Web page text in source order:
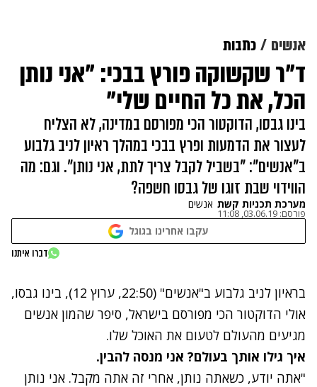
אנשים כתבות
ד"ר שקשוקה פורץ בבכי: "אני נותן
הכל, את כל החיים שלי"
בינו גבסו, הדוקטור הכי מפורסם במדינה, לא הצליח
לעצור את הדמעות ופרץ בבכי במהלך ראיון לניב גלבוע
ב"אנשים": "בשביל לקבל צריך לתת, אני נותן". וגם: מה
הווידוי שבת זוגו של גבסו חשפה?
מערכת תכניות קשת אנשים
פורסם: 03.06.19, 11:08
עקבו אחרינו בגוגל
נתקלנו בבעיה
דברו איתנו
בראיון לניב גלבוע ב"אנשים" (22:50, ערוץ 12), בינו גבסו,
אולי הדוקטור הכי מפורסם בישראל, סיפר שהמון אנשים
מגיעים מהעולם לטעום את האוכל שלו.
איך גילו אותך בעולם? אני מנסה להבין.
"אתה יודע, כשאתה נותן, אחרי זה אתה מקבל. אני נותן